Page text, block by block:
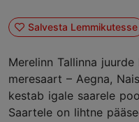
Salvesta Lemmikutesse
Merelinn Tallinna
meresaart – Aegna,
kestab igale saarele
Saartele on lihtne